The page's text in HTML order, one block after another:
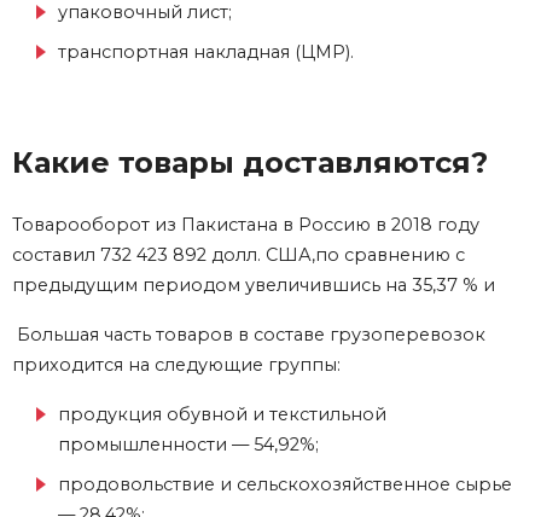
упаковочный лист;
транспортная накладная (ЦМР).
Какие товары доставляются?
Товарооборот из Пакистана в Россию в 2018 году
составил 732 423 892 долл. США,по сравнению с
предыдущим периодом увеличившись на 35,37 % и
Большая часть товаров в составе грузоперевозок
приходится на следующие группы:
продукция обувной и текстильной
промышленности — 54,92%;
продовольствие и сельскохозяйственное сырье